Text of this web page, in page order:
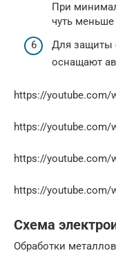
При
чуть
Для защиты
оснащают
https://youtube.com/
https://youtube.com/
https://youtube.com/
https://youtube.com/
Схема
Обработки